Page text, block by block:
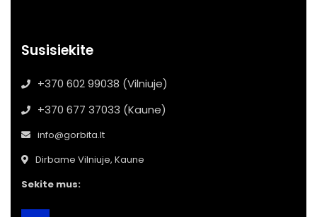
Susisiekite
+370 602 99038 (Vilniuje)
+370 677 37033 (Kaune)
info@gorbita.lt
Dirbame Vilniuje, Kaune
Sekite mus: